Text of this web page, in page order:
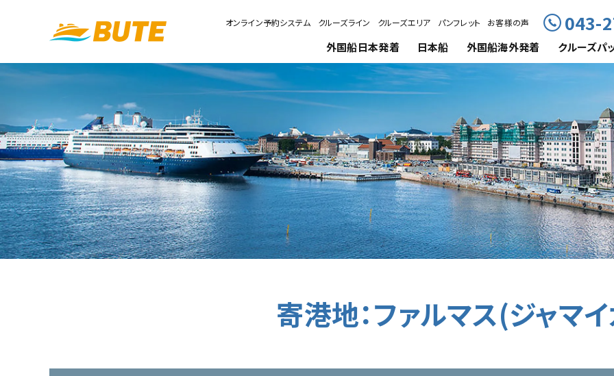
外国船日本発着 日本船 外国船海外発着 クルーズパ
オンライン予約システム クルーズライン クルーズエリア パンフレット お客様の声 043-
寄港地：ファルマス(ジャマ